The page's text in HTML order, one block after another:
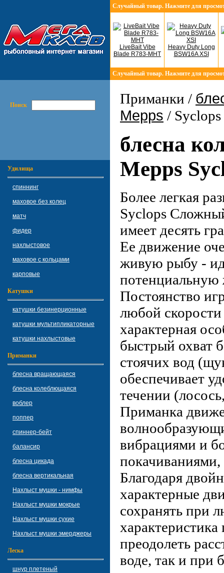
Случайный товар. Нажмите для
LiveBait Vibe
Blade R783-MHT
Heavy Duty Long
BSW16A XSI
Случайный товар. Нажмите для
Поиск
Удилища
спиннинг
маховое без колец
матч
фидер
нахлыстовое
маховое с кольцами
карповые
Катушки
катушки безинерционные
катушки мультипликаторные
катушки нахлыстовые
Приманки
блесна вращающаяся
блесна колеблющаяся
воблер
поппер
спиннер-бейт
балансир
блесна цикада
блесна вертикальная
Нахлыст мушки - нимфы
Нахлыст мушки мокрые
Нахлыст мушки сухие
Нахлыст мушки эмерджеры
Леска
шнур плетеный
Приманки /
Mepps /
блесна
Mepps
Более легкая
Syclops
имеет десять
Ее движение
живую рыбу -
Постоянство
любой
характерная
быстрый охват
стоячих вод
обеспечивает
течении
Приманка
вибрациями и
Благодаря
характерные
сохранять при
преодолеть
воде, так и при